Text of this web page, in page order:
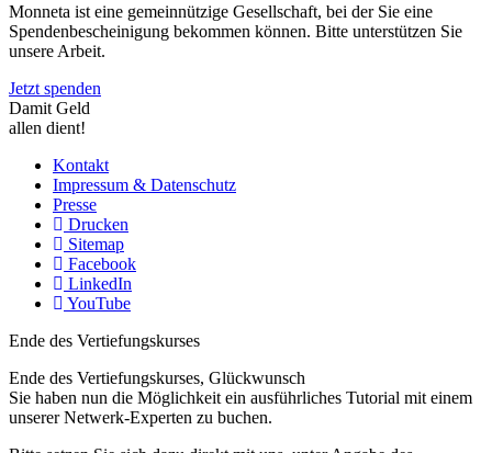
Monneta ist eine gemeinnützige Gesellschaft, bei der Sie eine
Spendenbescheinigung bekommen können. Bitte unterstützen Sie
unsere Arbeit.
Jetzt spenden
Damit Geld
allen dient!
Kontakt
Impressum & Datenschutz
Presse
Drucken
Sitemap
Facebook
LinkedIn
YouTube
Ende des Vertiefungskurses
Ende des Vertiefungskurses, Glückwunsch
Sie haben nun die Möglichkeit ein ausführliches Tutorial mit einem
unserer Netwerk-Experten zu buchen.